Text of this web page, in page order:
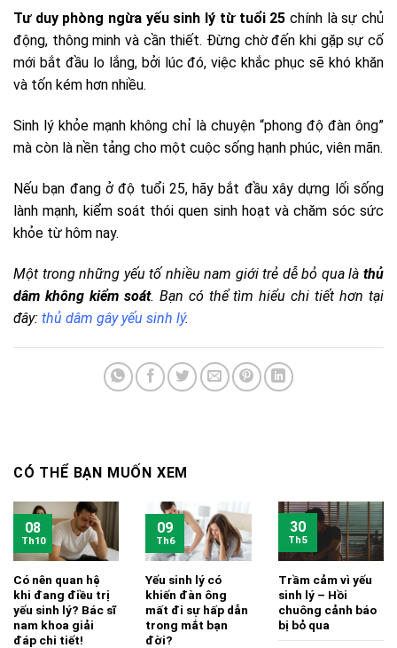
Tư duy phòng ngừa yếu sinh lý từ tuổi 25 chính là sự chủ
động, thông minh và cần thiết. Đừng chờ đến khi gặp sự cố
mới bắt đầu lo lắng, bởi lúc đó, việc khắc phục sẽ khó khăn
và tốn kém hơn nhiều.
Sinh lý khỏe mạnh không chỉ là chuyện “phong độ đàn ông”
mà còn là nền tảng cho một cuộc sống hạnh phúc, viên mãn.
Nếu bạn đang ở độ tuổi 25, hãy bắt đầu xây dựng lối sống
lành mạnh, kiểm soát thói quen sinh hoạt và chăm sóc sức
khỏe từ hôm nay.
Một trong những yếu tố nhiều nam giới trẻ dễ bỏ qua là thủ
dâm không kiểm soát. Bạn có thể tìm hiểu chi tiết hơn tại
đây: thủ dâm gây yếu sinh lý.
CÓ THỂ BẠN MUỐN XEM
Có nên quan hệ
khi đang điều trị
yếu sinh lý? Bác sĩ
nam khoa giải
đáp chi tiết!
08
Th10
Yếu sinh lý có
khiến đàn ông
mất đi sự hấp dẫn
trong mắt bạn
đời?
09
Th6
Trầm cảm vì yếu
sinh lý – Hồi
chuông cảnh báo
bị bỏ qua
30
Th5